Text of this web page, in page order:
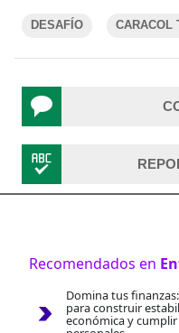
DESAFÍO CARACOL
Recomendados en
Domina tus
para construir
económica y